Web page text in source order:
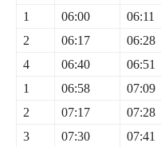
1 06:00 06:11
2
06:17 06:28
4
06:40 06:51
1
06:58 07:09
2
07:17 07:28
3
07:30 07:41